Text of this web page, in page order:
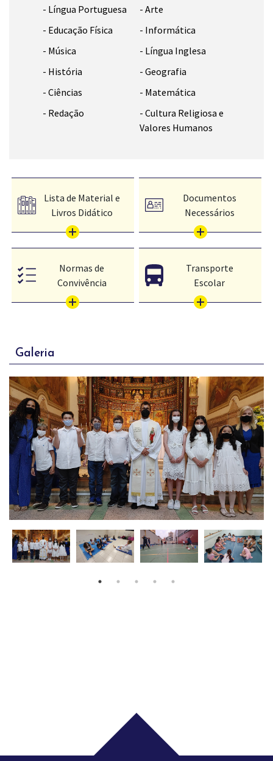
- Língua Portuguesa
- Arte
- Educação Física
- Informática
- Música
- Língua Inglesa
- História
- Geografia
- Ciências
- Matemática
- Redação
- Cultura Religiosa e
Valores Humanos
Lista de Material e
Livros Didático
Documentos
Necessários
Normas de
Convivência
Transporte
Escolar
Galeria